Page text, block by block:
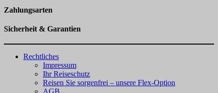
Zahlungsarten
Sicherheit & Garantien
Rechtliches
Impressum
Ihr Reiseschutz
Reisen Sie sorgenfrei – unsere Flex-Option